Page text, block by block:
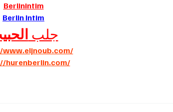
Berlinintim
Berlin Intim
جلب
hurenberlin.com/